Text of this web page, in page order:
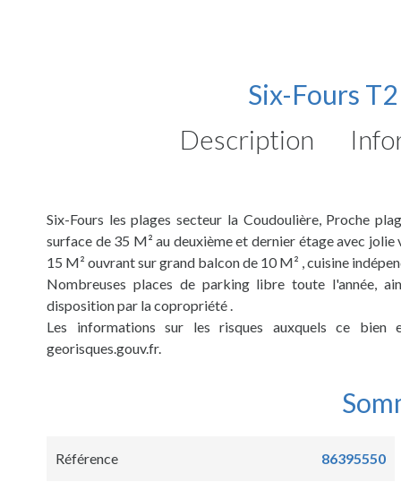
Six-Fours
Description
Six-Fours les plages secteur la Coudoulière, Proche
surface de 35 M² au deuxième et dernier étage avec
15 M² ouvrant sur grand balcon de 10 M² , cuisine
Nombreuses places de parking libre toute l'année,
disposition par la copropriété .
Les informations sur les risques auxquels ce
georisques.gouv.fr.
Référence 86395550